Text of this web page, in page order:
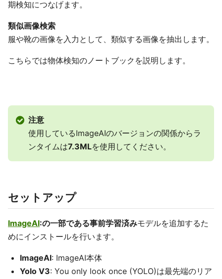
期検知につなげます。
類似画像検索
服や靴の画像を入力として、類似する画像を抽出します。
こちらでは物体検知のノートブックを説明します。
注意
使用しているImageAIのバージョンの関係からラ
ンタイムは7.3MLを使用してください。
セットアップ
ImageAI:の一部である事前学習済みモデルを追加するた
めにインストールを行います。
ImageAI: ImageAI本体
Yolo V3: You only look once (YOLO)は最先端のリア